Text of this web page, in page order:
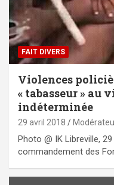
FAIT DIVERS
Violences
« tabasseur » au
indéterminée
29 avril 2018
Photo @ IK Libreville,
commandement des